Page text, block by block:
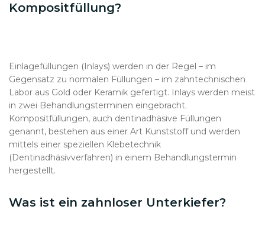
Kompositfüllung?
Einlagefüllungen (Inlays) werden in der Regel – im
Gegensatz zu normalen Füllungen – im zahntechnischen
Labor aus Gold oder Keramik gefertigt. Inlays werden meist
in zwei Behandlungsterminen eingebracht.
Kompositfüllungen, auch dentinadhäsive Füllungen
genannt, bestehen aus einer Art Kunststoff und werden
mittels einer speziellen Klebetechnik
(Dentinadhäsivverfahren) in einem Behandlungstermin
hergestellt.
Was ist ein zahnloser Unterkiefer?